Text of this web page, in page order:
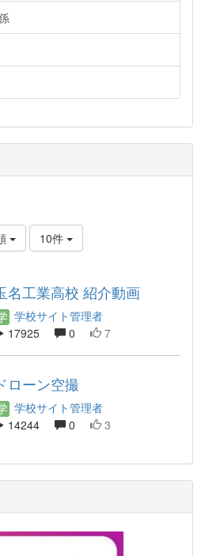
10件
名工業高校 紹介動画
学校サイト管理者
17925
0 7
ローン空撮
学校サイト管理者
14244
0 3